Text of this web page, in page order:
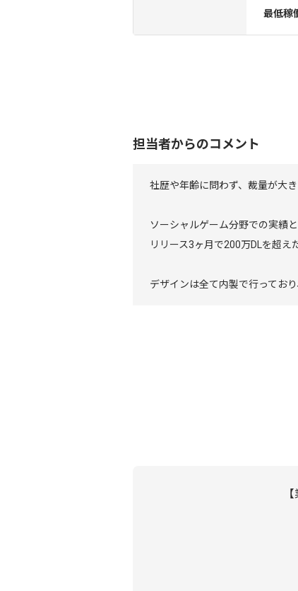
最低稼
担当者からのコメント
社歴や年齢に問わず、裁量が大
ソーシャルゲーム分野での実績
リリース3ヶ月で200万DLを超え
デザインは全て内製で行ってお